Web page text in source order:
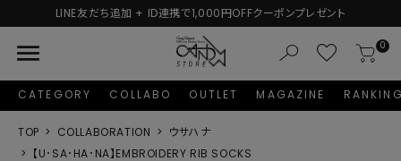
LINE友だち追加 + ID連携で1,000円OFFクーポンプレゼント
menu 0
CATEGORY COLLABO OUTLET MAGAZINE
TOP COLLABORATION
ウサハナ
【U･SA･HA･NA】EMBROIDERY RIB SOCKS